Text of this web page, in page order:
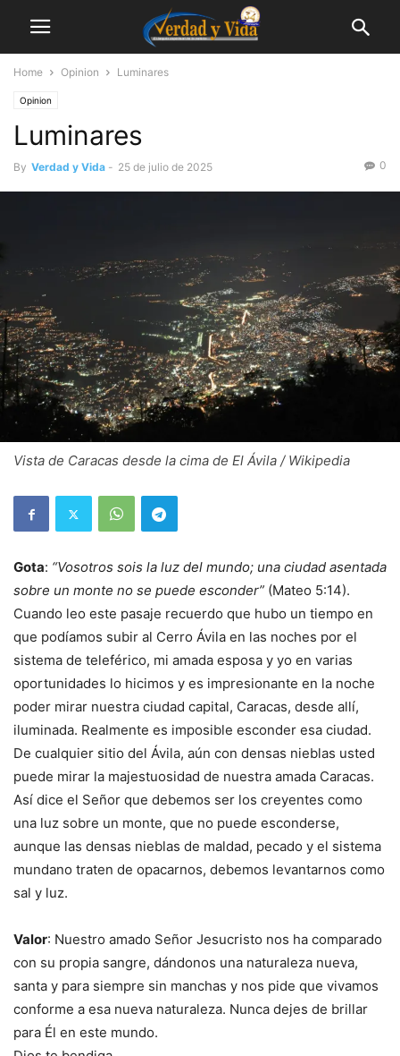
Home Opinion Luminares
Opinion
Luminares
By Verdad y Vida - 25 de julio de 2025 0
Vista de Caracas desde la cima de El Ávila / Wikipedia
Gota: “Vosotros sois la luz del mundo; una ciudad asentada
sobre un monte no se puede esconder” (Mateo 5:14).
Cuando leo este pasaje recuerdo que hubo un tiempo en
que podíamos subir al Cerro Ávila en las noches por el
sistema de teleférico, mi amada esposa y yo en varias
oportunidades lo hicimos y es impresionante en la noche
poder mirar nuestra ciudad capital, Caracas, desde allí,
iluminada. Realmente es imposible esconder esa ciudad.
De cualquier sitio del Ávila, aún con densas nieblas usted
puede mirar la majestuosidad de nuestra amada Caracas.
Así dice el Señor que debemos ser los creyentes como
una luz sobre un monte, que no puede esconderse,
aunque las densas nieblas de maldad, pecado y el sistema
mundano traten de opacarnos, debemos levantarnos como
sal y luz.
Valor: Nuestro amado Señor Jesucristo nos ha comparado
con su propia sangre, dándonos una naturaleza nueva,
santa y para siempre sin manchas y nos pide que vivamos
conforme a esa nueva naturaleza. Nunca dejes de brillar
para Él en este mundo.